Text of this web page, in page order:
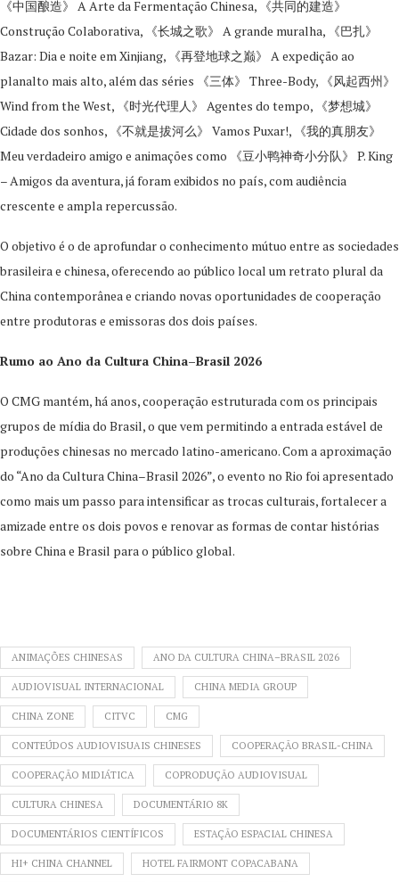
《中国酿造》 A Arte da Fermentação Chinesa, 《共同的建造》
Construção Colaborativa, 《长城之歌》 A grande muralha, 《巴扎》
Bazar: Dia e noite em Xinjiang, 《再登地球之巅》 A expedição ao
planalto mais alto, além das séries 《三体》 Three-Body, 《风起西州》
Wind from the West, 《时光代理人》 Agentes do tempo, 《梦想城》
Cidade dos sonhos, 《不就是拔河么》 Vamos Puxar!, 《我的真朋友》
Meu verdadeiro amigo e animações como 《豆小鸭神奇小分队》 P. King
– Amigos da aventura, já foram exibidos no país, com audiência
crescente e ampla repercussão.
O objetivo é o de aprofundar o conhecimento mútuo entre as sociedades
brasileira e chinesa, oferecendo ao público local um retrato plural da
China contemporânea e criando novas oportunidades de cooperação
entre produtoras e emissoras dos dois países.
Rumo ao Ano da Cultura China–Brasil 2026
O CMG mantém, há anos, cooperação estruturada com os principais
grupos de mídia do Brasil, o que vem permitindo a entrada estável de
produções chinesas no mercado latino-americano. Com a aproximação
do “Ano da Cultura China–Brasil 2026”, o evento no Rio foi apresentado
como mais um passo para intensificar as trocas culturais, fortalecer a
amizade entre os dois povos e renovar as formas de contar histórias
sobre China e Brasil para o público global.
ANIMAÇÕES CHINESAS ANO DA CULTURA CHINA–BRASIL 2026
AUDIOVISUAL INTERNACIONAL CHINA MEDIA GROUP
CHINA ZONE CITVC CMG
CONTEÚDOS AUDIOVISUAIS CHINESES COOPERAÇÃO BRASIL-CHINA
COOPERAÇÃO MIDIÁTICA COPRODUÇÃO AUDIOVISUAL
CULTURA CHINESA DOCUMENTÁRIO 8K
DOCUMENTÁRIOS CIENTÍFICOS ESTAÇÃO ESPACIAL CHINESA
HI+ CHINA CHANNEL HOTEL FAIRMONT COPACABANA